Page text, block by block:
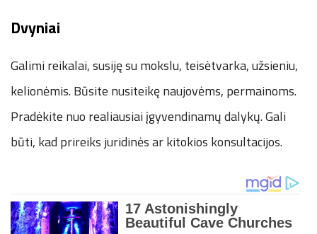
Dvyniai
Galimi reikalai, susiję su mokslu, teisėtvarka, užsieniu,
kelionėmis. Būsite nusiteikę naujovėms, permainoms.
Pradėkite nuo realiausiai įgyvendinamų dalykų. Gali
būti, kad prireiks juridinės ar kitokios konsultacijos.